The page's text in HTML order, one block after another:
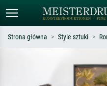
Szukaj wg artysty, tytułu lub stylu – np.
Monet, Gwiaździsta noc,
Strona główna Style sztuki